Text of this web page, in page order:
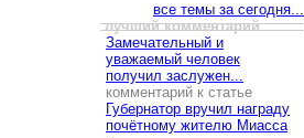
все темы за сегодня...
лучший комментарий
Замечательный и
уважаемый человек
получил заслужен...
комментарий к статье
Губернатор вручил награду
почётному жителю Миасса